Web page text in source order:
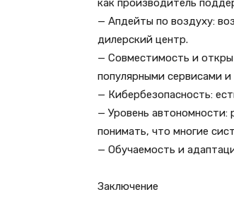
как производитель
— Апдейты по воздуху:
дилерский центр.
— Совместимость и
популярными сервисами
— Кибербезопасность:
— Уровень автономности:
понимать, что многие
— Обучаемость и
Заключение